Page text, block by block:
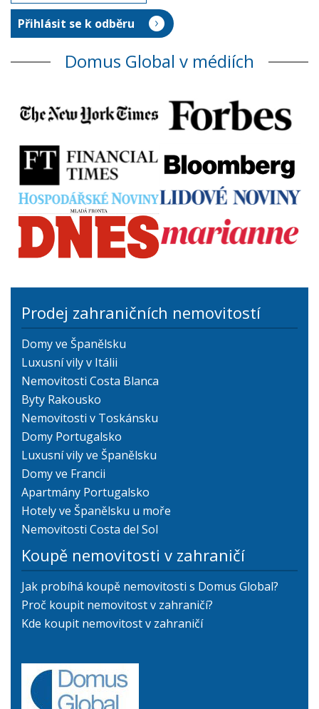
Domus Global v médiích
Prodej zahraničních nemovitostí
Domy ve Španělsku
Luxusní vily v Itálii
Nemovitosti Costa Blanca
Byty Rakousko
Nemovitosti v Toskánsku
Domy Portugalsko
Luxusní vily ve Španělsku
Domy ve Francii
Apartmány Portugalsko
Hotely ve Španělsku u moře
Nemovitosti Costa del Sol
Koupě nemovitosti v zahraničí
Jak probíhá koupě nemovitosti s Domus Global?
Proč koupit nemovitost v zahraničí?
Kde koupit nemovitost v zahraničí